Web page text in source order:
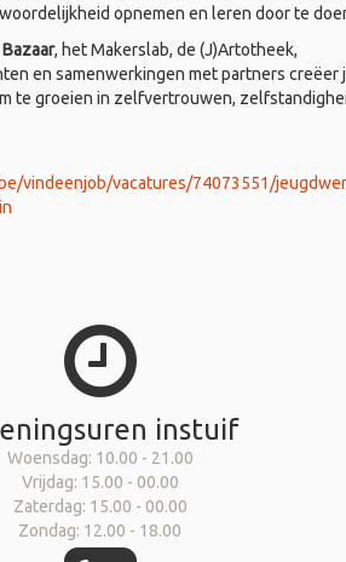
opnemen en leren door te
, het Makerslab, de (J)Artotheek,
en samenwerkingen met partners creëer
te groeien in zelfvertrouwen,
vindeenjob/vacatures/74073551/
instuif
Woensdag: 10.00 - 21.00
Vrijdag: 15.00 - 00.00
Zaterdag: 15.00 - 00.00
Zondag: 12.00 - 18.00